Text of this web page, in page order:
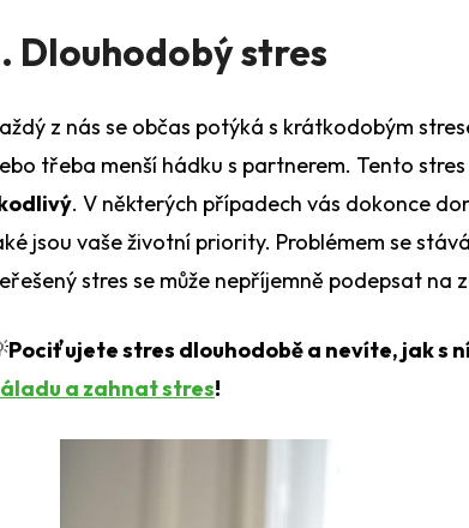
Dlouhodobý stres
z nás se občas potýká s krátkodobým
třeba menší hádku s partnerem. Tento
. V některých případech vás dokonce
jsou vaše životní priority. Problémem se
stres se může nepříjemně podepsat na
Pociťujete stres dlouhodobě a nevíte, jak s
a zahnat stres!